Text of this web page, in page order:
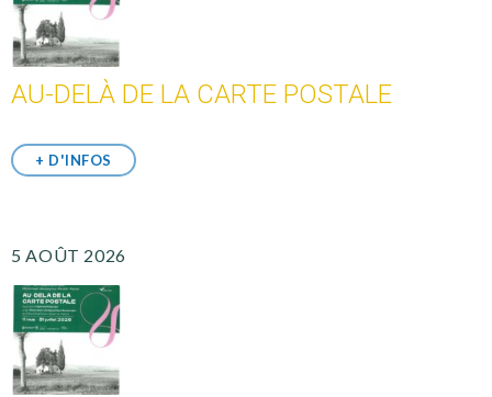
AU-DELÀ DE LA CARTE POSTALE
+ D'INFOS
5 AOÛT 2026